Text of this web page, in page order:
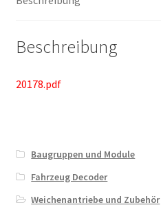
Beschreibung
20178.pdf
Baugruppen und Module
Fahrzeug Decoder
Weichenantriebe und Zubehör